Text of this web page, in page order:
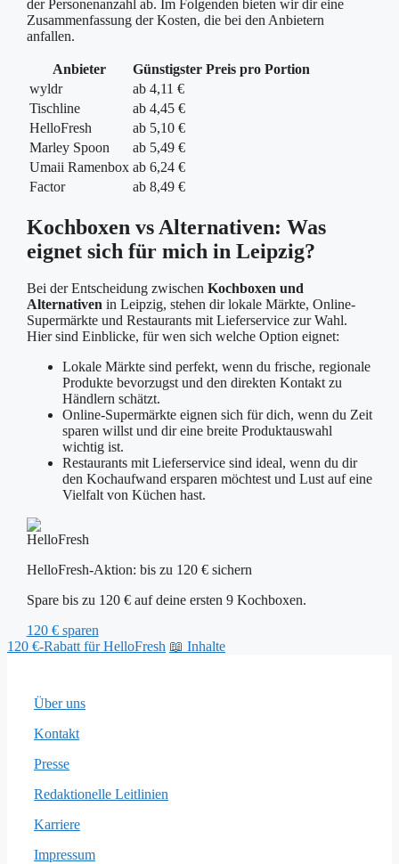
der Personenanzahl ab. Im Folgenden bieten wir dir eine
Zusammenfassung der Kosten, die bei den Anbietern
anfallen.
Anbieter
Günstigster Preis pro Portion
wyldr
ab 4,11 €
Tischline
ab 4,45 €
HelloFresh
ab 5,10 €
Marley Spoon
ab 5,49 €
Umaii Ramenbox ab 6,24 €
Factor
ab 8,49 €
Kochboxen vs Alternativen: Was
eignet sich für mich in Leipzig?
Bei der Entscheidung zwischen Kochboxen und
Alternativenin Leipzig, stehen dir lokale Märkte, Online-
Supermärkte und Restaurants mit Lieferservice zur Wahl.
Hier sind Einblicke, für wen sich welche Option eignet:
Lokale Märkte sind perfekt, wenn du frische, regionale
Produkte bevorzugst und den direkten Kontakt zu
Händlern schätzt.
Online-Supermärkte eignen sich für dich, wenn du Zeit
sparen willst und dir eine breite Produktauswahl
wichtig ist.
Restaurants mit Lieferservice sind ideal, wenn du dir
den Kochaufwand ersparen möchtest und Lust auf eine
Vielfalt von Küchen hast.
HelloFresh-Aktion: bis zu 120 € sichern
Spare bis zu 120 € auf deine ersten 9 Kochboxen.
120 € sparen
120 €-Rabatt für HelloFresh 📖 Inhalte
Über uns
Kontakt
Presse
Redaktionelle Leitlinien
Karriere
Impressum